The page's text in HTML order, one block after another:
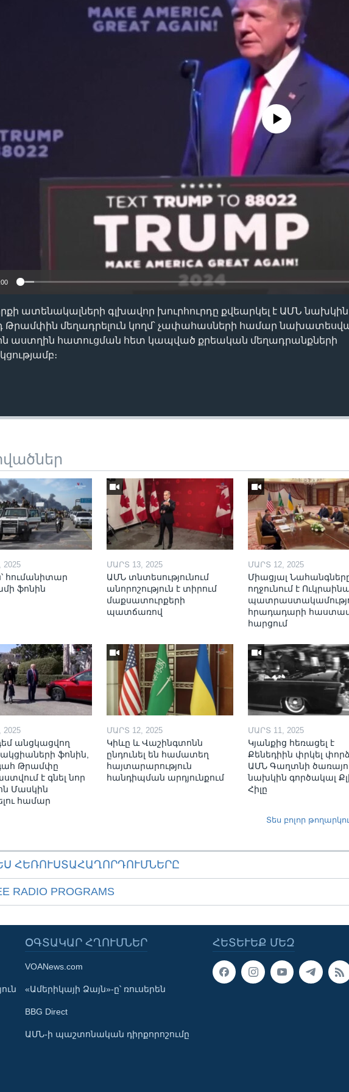
No media source currently
ատենակալների գլխավոր խուրհուրդը քվեարկել է ԱՄՆ
Թրամփին մեղադրելուն կողմ՝ չափահասների համար
աստղին հատուցման հետ կապված քրեական մեղադրանքների
հումանիտար
ֆոնին
ՄԱՐՏ 13, 2025
ԱՄՆ տնտեսությունում
անորոշություն է տիրում
մաքսատուրքերի
պատճառով
ՄԱՐՏ 12, 2025
Միացյալ
ողջունում է
հրադադարի
հարցում
անցկացվող
ֆոնին,
Թրամփը
է գնել նոր
Մասկին
համար
ՄԱՐՏ 12, 2025
Կիևը և Վաշինգտոնն
ընդունել են համատեղ
հայտարարություն
հանդիպման արդյունքում
ՄԱՐՏ 11, 2025
Կյանքից հեռացել է
Քենեդիին փրկել
ԱՄՆ Գաղտնի
նախկին գործակալ
Հիլը
Տես բոլոր
ՀԵՌՈՒՍՏԱՀԱՂՈՐԴՈՒՄՆԵՐԸ
RADIO PROGRAMS
ՀԵՏԵՒԵՔ ՄԵԶ
ՕԳՏԱԿԱՐ ՀՂՈՒՄՆԵՐ
VOANews.com
«Ամերիկայի Ձայն»-ը՝ ռուսերեն
BBG Direct
ԱՄՆ-ի պաշտոնական դիրքորոշումը